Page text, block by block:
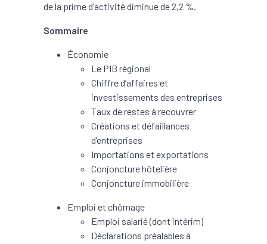
de la prime d’activité diminue de 2,2 %.
Sommaire
Économie
Le PIB régional
Chiffre d’affaires et
investissements des entreprises
Taux de restes à recouvrer
Créations et défaillances
d’entreprises
Importations et exportations
Conjoncture hôtelière
Conjoncture immobilière
Emploi et chômage
Emploi salarié (dont intérim)
Déclarations préalables à